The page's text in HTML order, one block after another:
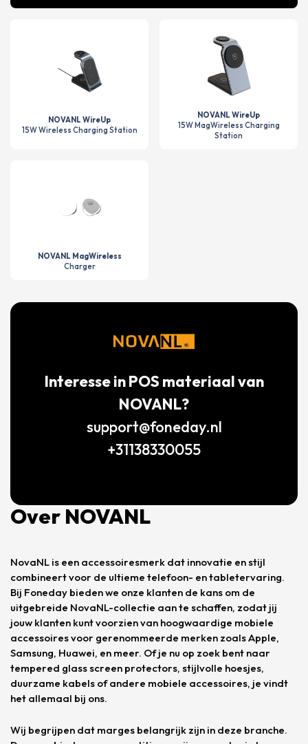
NOVANL WireUp
15W Wireless Charging Station
NOVANL WireUp
15W MagWireless Charging
Station
NOVANL MagWireless
Charger
Interesse in POS materiaal van
NOVANL?
support@foneday.nl
+31138330055
Over NOVANL
NovaNL is een accessoiresmerk dat innovatie en stijl
combineert voor de ultieme telefoon- en tabletervaring.
Bij Foneday bieden we onze klanten de kans om de
uitgebreide NovaNL-collectie aan te schaffen, zodat jij
jouw klanten kunt voorzien van hoogwaardige mobiele
accessoires voor gerenommeerde merken zoals Apple,
Samsung, Huawei, en meer. Of je nu op zoek bent naar
tempered glass screen protectors, stijlvolle hoesjes,
duurzame kabels of andere mobiele accessoires, je vindt
het allemaal bij ons.
Wij begrijpen dat marges belangrijk zijn in deze branche.